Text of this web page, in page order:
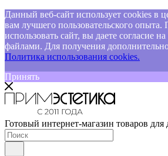
Данный веб-сайт использует cookies в
вам лучшего пользовательского опыта.
использовать сайт, вы даете согласие
файлами. Для получения
Политика использования cookies.
Принять
Готовый интернет-магазин товаров для